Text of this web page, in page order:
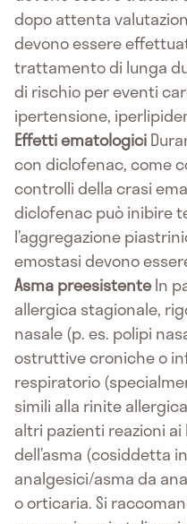
dopo attenta
devono essere
trattamento di lunga
di rischio per eventi
ipertensione,
Effetti ematologici
con diclofenac, come
controlli della crasi
diclofenac può inibire
l’aggregazione
emostasi devono
Asma preesistenteIn
allergica stagionale,
nasale (p. es. polipi
ostruttive croniche o
respiratorio
simili alla rinite
altri pazienti reazioni ai
dell’asma (cosiddetta
analgesici/asma da
o orticaria. Si